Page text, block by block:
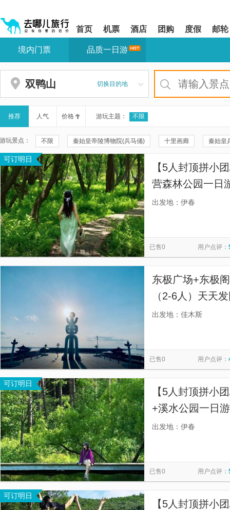
shift+enter
网
导
盲
导
模
式
您
站
区,
本
有
6
个
模
块,
按
下
Tab
键
浏
览
信
息
首页 机票 酒店 团购 度假 邮轮
您
站
区
境内门票 品质一日游
双鸭山 切换目的地
推荐 人气 价格 游玩主题： 不限
游玩景点： 不限 秦始皇帝陵博物院(兵马俑) 十里画廊 秦始皇
秦兵马俑三号坑遗址 华清宫
兴坪古镇 秦兵马俑二号坑遗址大厅 遇龙河景区
珠海大剧院 周庄 云水谣景区
福建土楼(南靖)云水谣景区-怀远楼
慕田峪长城 太平山顶 寒山寺
贞丰文化街 都江堰景区 漓江三星游船 南湖秋月
可订明日
【5人封顶拼小
营森林公园一日
款舒适座驾供选
出发地：伊春
已售0 用户点评：
东极广场+东极
（2-6人）天天
接送，一站式直
出发地：佳木斯
已售0 用户点评：
可订明日
【5人封顶拼小
+溪水公园一日
款舒适座驾供选
出发地：伊春
已售0 用户点评：
可订明日
【5人封顶拼小